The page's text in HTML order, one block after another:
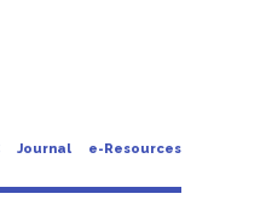
Journal e-Resources